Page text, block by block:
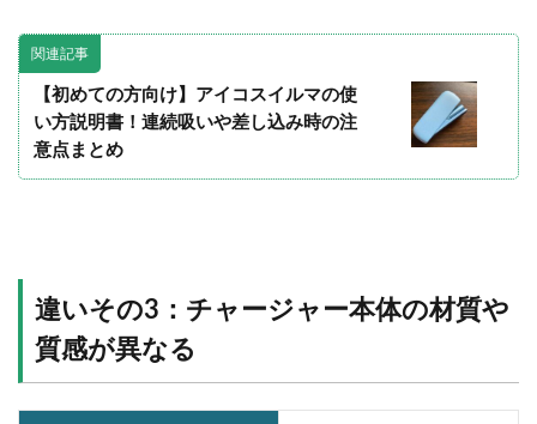
関連記事
【初めての方向け】アイコスイルマの使
い方説明書！連続吸いや差し込み時の注
意点まとめ
違いその3：チャージャー本体の材質や
質感が異なる